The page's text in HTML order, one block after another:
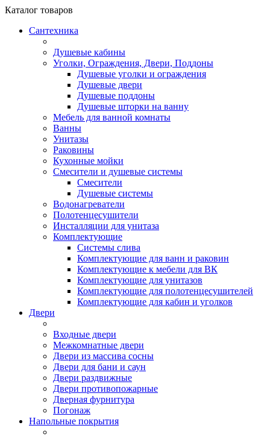
Каталог товаров
Сантехника
Душевые кабины
Уголки, Ограждения, Двери, Поддоны
Душевые уголки и ограждения
Душевые двери
Душевые поддоны
Душевые шторки на ванну
Мебель для ванной комнаты
Ванны
Унитазы
Раковины
Кухонные мойки
Смесители и душевые системы
Смесители
Душевые системы
Водонагреватели
Полотенцесушители
Инсталляции для унитаза
Комплектующие
Системы слива
Комплектующие для ванн и раковин
Комплектующие к мебели для ВК
Комплектующие для унитазов
Комплектующие для полотенцесушителей
Комплектующие для кабин и уголков
Двери
Входные двери
Межкомнатные двери
Двери из массива сосны
Двери для бани и саун
Двери раздвижные
Двери противопожарные
Дверная фурнитура
Погонаж
Напольные покрытия